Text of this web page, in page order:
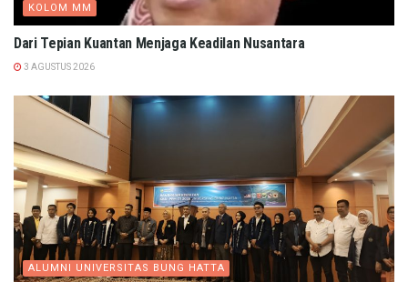
KOLOM MM
Dari Tepian Kuantan Menjaga Keadilan Nusantara
3 AGUSTUS 2026
ALUMNI UNIVERSITAS BUNG HATTA